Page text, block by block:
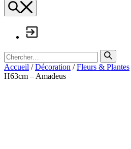
Search
Search
for
Accueil /Décoration /Fleurs & Plantes
H63cm – Amadeus